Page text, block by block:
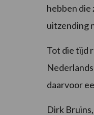
hebben die
uitzending
Tot die tijd
daarvoor
Dirk Bruins,